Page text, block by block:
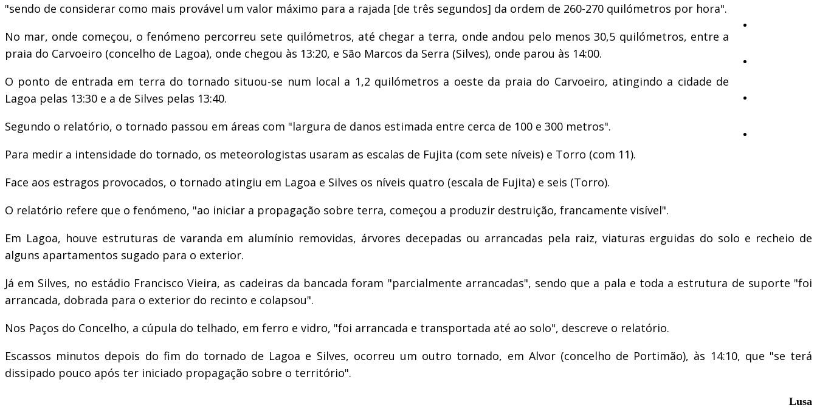
"sendo de considerar como mais provável um valor máximo para a rajada [de três segundos] da ordem de 260-270 quilómetros por hora".
No mar, onde começou, o fenómeno percorreu sete quilómetros, até chegar a terra, onde andou pelo menos 30,5 quilómetros, entre a
praia do Carvoeiro (concelho de Lagoa), onde chegou às 13:20, e São Marcos da Serra (Silves), onde parou às 14:00.
O ponto de entrada em terra do tornado situou-se num local a 1,2 quilómetros a oeste da praia do Carvoeiro, atingindo a cidade de
Lagoa pelas 13:30 e a de Silves pelas 13:40.
Segundo o relatório, o tornado passou em áreas com "largura de danos estimada entre cerca de 100 e 300 metros".
Para medir a intensidade do tornado, os meteorologistas usaram as escalas de Fujita (com sete níveis) e Torro (com 11).
Face aos estragos provocados, o tornado atingiu em Lagoa e Silves os níveis quatro (escala de Fujita) e seis (Torro).
O relatório refere que o fenómeno, "ao iniciar a propagação sobre terra, começou a produzir destruição, francamente visível".
Em Lagoa, houve estruturas de varanda em alumínio removidas, árvores decepadas ou arrancadas pela raiz, viaturas erguidas do solo e recheio de
alguns apartamentos sugado para o exterior.
Já em Silves, no estádio Francisco Vieira, as cadeiras da bancada foram "parcialmente arrancadas", sendo que a pala e toda a estrutura de suporte "foi
arrancada, dobrada para o exterior do recinto e colapsou".
Nos Paços do Concelho, a cúpula do telhado, em ferro e vidro, "foi arrancada e transportada até ao solo", descreve o relatório.
Escassos minutos depois do fim do tornado de Lagoa e Silves, ocorreu um outro tornado, em Alvor (concelho de Portimão), às 14:10, que "se terá
dissipado pouco após ter iniciado propagação sobre o território".
Lusa